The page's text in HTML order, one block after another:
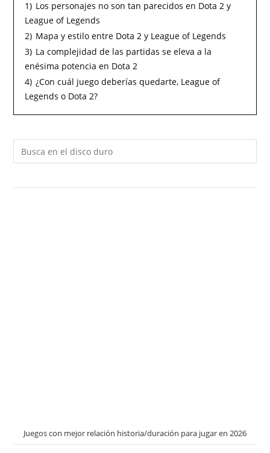
1) Los personajes no son tan parecidos en Dota 2 y
League of Legends
2) Mapa y estilo entre Dota 2 y League of Legends
3) La complejidad de las partidas se eleva a la
enésima potencia en Dota 2
4) ¿Con cuál juego deberías quedarte, League of
Legends o Dota 2?
Juegos con mejor relación historia/duración para jugar en 2026